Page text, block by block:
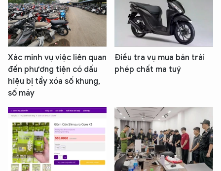
Xác minh vụ việc liên quan
đến phương tiện có dấu
hiệu bị tẩy xóa số khung,
số máy
Điều tra vụ mua bán trái
phép chất ma tuý